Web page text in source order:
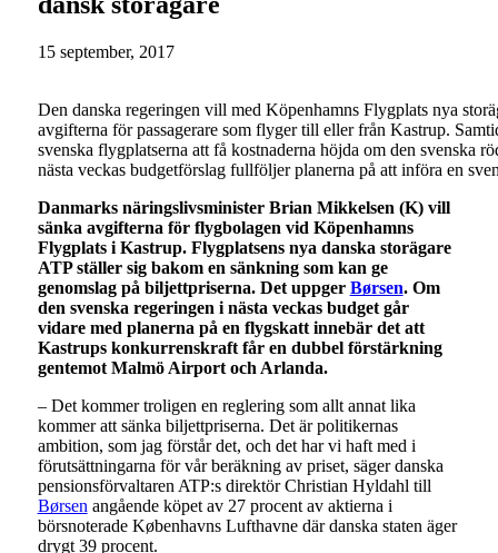
15 september, 2017
Den danska regeringen vill med Köpenhamns Flygplats nya
avgifterna för passagerare som flyger till eller från Kastrup.
svenska flygplatserna att få kostnaderna höjda om den svenska
nästa veckas budgetförslag fullföljer planerna på att införa en
Danmarks näringslivsminister Brian Mikkelsen (K) vill
sänka avgifterna för flygbolagen vid Köpenhamns
Flygplats i Kastrup. Flygplatsens nya danska storägare
ATP ställer sig bakom en sänkning som kan ge
genomslag på biljettpriserna. Det uppger Børsen. Om
den svenska regeringen i nästa veckas budget går
vidare med planerna på en flygskatt innebär det att
Kastrups konkurrenskraft får en dubbel förstärkning
gentemot Malmö Airport och Arlanda.
– Det kommer troligen en reglering som allt annat lika
kommer att sänka biljettpriserna. Det är politikernas
ambition, som jag förstår det, och det har vi haft med i
förutsättningarna för vår beräkning av priset, säger danska
pensionsförvaltaren ATP:s direktör Christian Hyldahl till
Børsen angående köpet av 27 procent av aktierna i
börsnoterade Københavns Lufthavne där danska staten äger
drygt 39 procent.